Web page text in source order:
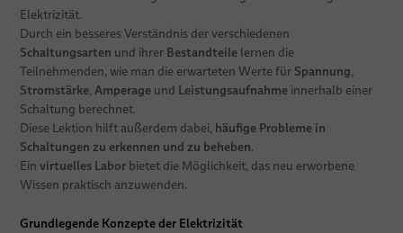
Elektrizität.
Durch ein besseres Verständnis der verschiedenen
Schaltungsarten und ihrer Bestandteilelernen die
Teilnehmenden, wie man die erwarteten Werte für Spannung,
Stromstärke,Amperageund Leistungsaufnahmeinnerhalb einer
Schaltung berechnet.
Diese Lektion hilft außerdem dabei, häufige Probleme in
Schaltungen zu erkennen und zu beheben.
Ein virtuelles Laborbietet die Möglichkeit, das neu erworbene
Wissen praktisch anzuwenden.
Grundlegende Konzepte der Elektrizität